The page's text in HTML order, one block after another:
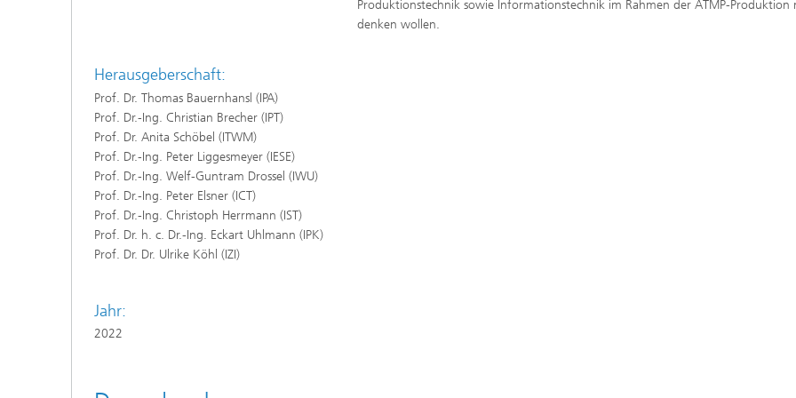
Produktionstechnik sowie Informationstechnik im Rahmen der ATMP-Produktion
denken wollen.
Herausgeberschaft:
Prof. Dr. Thomas Bauernhansl (IPA)
Prof. Dr.-Ing. Christian Brecher (IPT)
Prof. Dr. Anita Schöbel (ITWM)
Prof. Dr.-Ing. Peter Liggesmeyer (IESE)
Prof. Dr.-Ing. Welf-Guntram Drossel (IWU)
Prof. Dr.-Ing. Peter Elsner (ICT)
Prof. Dr.-Ing. Christoph Herrmann (IST)
Prof. Dr. h. c. Dr.-Ing. Eckart Uhlmann (IPK)
Prof. Dr. Dr. Ulrike Köhl (IZI)
Jahr:
2022